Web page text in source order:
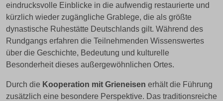
eindrucksvolle Einblicke in die aufwendig restaurierte und
kürzlich wieder zugängliche Grablege, die als größte
dynastische Ruhestätte Deutschlands gilt. Während des
Rundgangs erfahren die Teilnehmenden Wissenswertes
über die Geschichte, Bedeutung und kulturelle
Besonderheit dieses außergewöhnlichen Ortes.
Durch die Kooperation mit Grieneisen erhält die Führung
zusätzlich eine besondere Perspektive. Das traditionsreiche